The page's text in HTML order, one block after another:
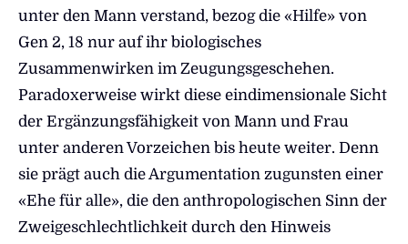
unter den Mann verstand, bezog die «Hilfe» von
Gen 2, 18 nur auf ihr biologisches
Zusammenwirken im Zeugungsgeschehen.
Paradoxerweise wirkt diese eindimensionale Sicht
der Ergänzungsfähigkeit von Mann und Frau
unter anderen Vorzeichen bis heute weiter. Denn
sie prägt auch die Argumentation zugunsten einer
«Ehe für alle», die den anthropologischen Sinn der
Zweigeschlechtlichkeit durch den Hinweis